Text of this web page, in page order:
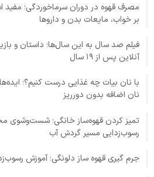
مصرف قهوه در دوران سرماخوردگی؛ مفید
بر خواب، مایعات بدن و داروها
فیلم صد سال به این سال‌ها؛ داستان و
آنلاین پس از ۱۹ سال
با نان بیات چه غذایی درست کنیم؟؛
نان اضافه بدون دورریز
تمیز کردن قهوه‌ساز خانگی؛ شست‌وشوی
رسوب‌زدایی مسیر گردش آب
جرم گیری قهوه ساز دلونگی؛ آموزش